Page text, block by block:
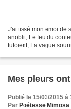
J'ai tissé mon émoi de
anoblit, Le feu du
tutoient, La vague
Mes pleurs
Publié le 15/03/2015 à
Par Poétesse Mimosa